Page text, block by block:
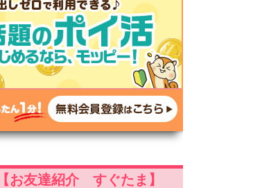
【お友達紹介 すぐたま】